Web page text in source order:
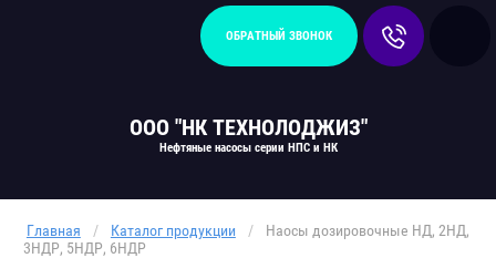
ОБРАТНЫЙ ЗВОНОК
ООО "НК ТЕХНОЛОДЖИЗ"
Нефтяные насосы серии НПС и НК
Главная / Каталог продукции /
Наосы дозировочные НД, 2НД,
3НДР, 5НДР, 6НДР